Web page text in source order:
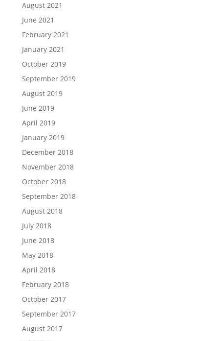
August 2021
June 2021
February 2021
January 2021
October 2019
September 2019
August 2019
June 2019
April 2019
January 2019
December 2018
November 2018
October 2018
September 2018
August 2018
July 2018
June 2018
May 2018
April 2018
February 2018
October 2017
September 2017
August 2017